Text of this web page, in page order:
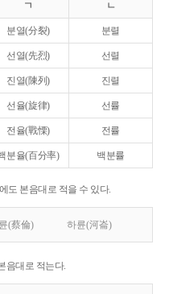
ㄱ ㄴ
분열(分裂) 분렬
선열(先烈) 선렬
진열(陳列) 진렬
선율(旋律) 선률
전율(戰慄) 전률
분율(百分率) 백분률
도 본음대로 적을 수 있다.
(蔡倫) 하륜(河崙)
음대로 적는다.